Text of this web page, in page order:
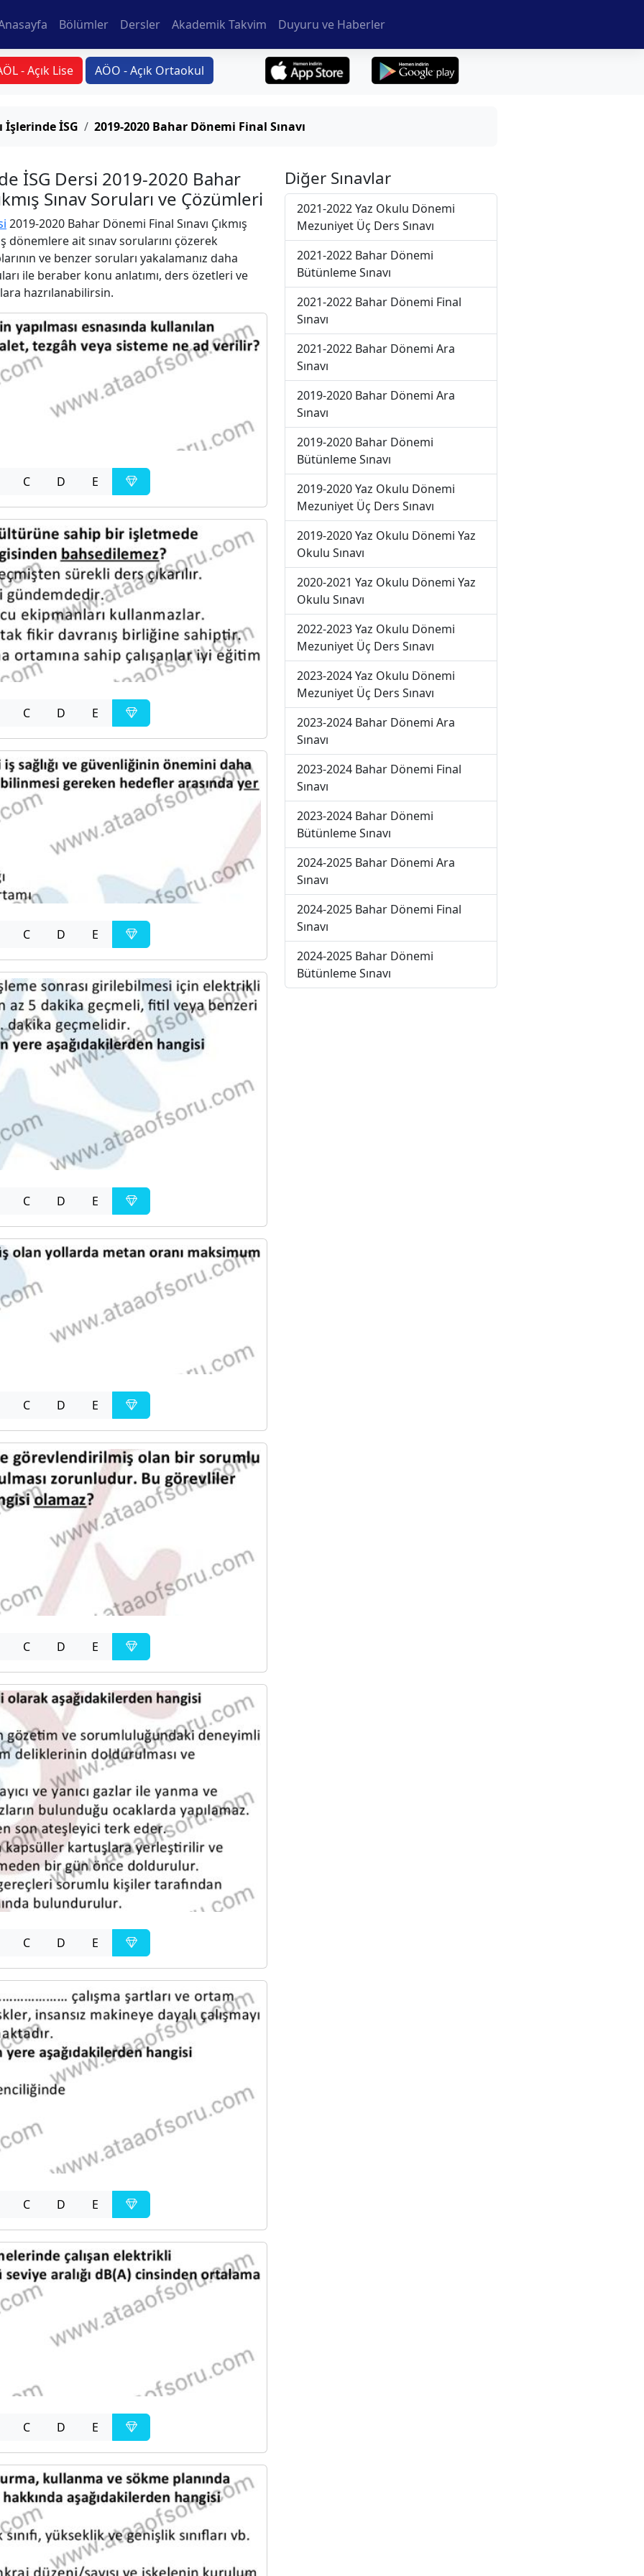
Bölümler Dersler Akademik Takvim Duyuru ve Haberler
- Açık Lise AÖO - Açık Ortaokul
İşlerinde İSG 2019-2020 Bahar Dönemi Final Sınavı
İSG Dersi 2019-2020 Bahar
Sınav Soruları ve Çözümleri
2019-2020 Bahar Dönemi Final Sınavı Çıkmış
dönemlere ait sınav sorularını çözerek
ve benzer soruları yakalamanız daha
ile beraber konu anlatımı, ders özetleri ve
hazrılanabilirsin.
C D E
C D E
C D E
C D E
C D E
C D E
C D E
C D E
C D E
Diğer Sınavlar
2021-2022 Yaz Okulu Dönemi
Mezuniyet Üç Ders Sınavı
2021-2022 Bahar Dönemi
Bütünleme Sınavı
2021-2022 Bahar Dönemi Final
Sınavı
2021-2022 Bahar Dönemi Ara
Sınavı
2019-2020 Bahar Dönemi Ara
Sınavı
2019-2020 Bahar Dönemi
Bütünleme Sınavı
2019-2020 Yaz Okulu Dönemi
Mezuniyet Üç Ders Sınavı
2019-2020 Yaz Okulu Dönemi Yaz
Okulu Sınavı
2020-2021 Yaz Okulu Dönemi Yaz
Okulu Sınavı
2022-2023 Yaz Okulu Dönemi
Mezuniyet Üç Ders Sınavı
2023-2024 Yaz Okulu Dönemi
Mezuniyet Üç Ders Sınavı
2023-2024 Bahar Dönemi Ara
Sınavı
2023-2024 Bahar Dönemi Final
Sınavı
2023-2024 Bahar Dönemi
Bütünleme Sınavı
2024-2025 Bahar Dönemi Ara
Sınavı
2024-2025 Bahar Dönemi Final
Sınavı
2024-2025 Bahar Dönemi
Bütünleme Sınavı